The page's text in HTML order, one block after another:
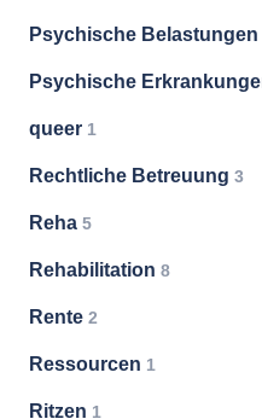
Psychische Belastungen
Psychische
queer 1
Rechtliche Betreuung 3
Reha 5
Rehabilitation 8
Rente 2
Ressourcen 1
Ritzen 1